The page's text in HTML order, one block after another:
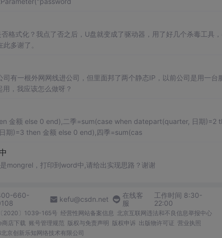
格式化？我点了否之后，U盘就变成了驱动器，用了好几个杀毒工具
此多谢了。
有一根外网网线进公司，但里面邦了两个静态IP，以前公司是用一台
，我应该怎么做呀？
金额 else 0 end),二季=sum(case when datepart(quarter, 日期)=2
期)=3 then 金额 else 0 end),四季=sum(cas
mongrel，打印到word中,请给出实现思路？谢谢
660-
kefu@csdn.net
在线客
服
工作时间 8:30-
22:00
2020〕1039-165号 经营性网站备案信息 北京互联网违法和不良信息举报中心
商店下载 账号管理规范 版权与免责声明 版权申诉 出版物许可证 营业执照
京创新乐知网络技术有限公司